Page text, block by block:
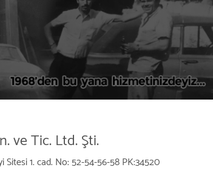
ve Tic. Ltd. Şti.
1. cad. No: 52-54-56-58 PK:34520